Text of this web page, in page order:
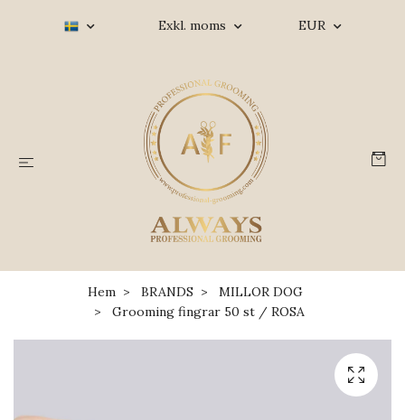
Exkl. moms EUR
Hem BRANDS
MILLOR DOG
Grooming fingrar 50 st / ROSA